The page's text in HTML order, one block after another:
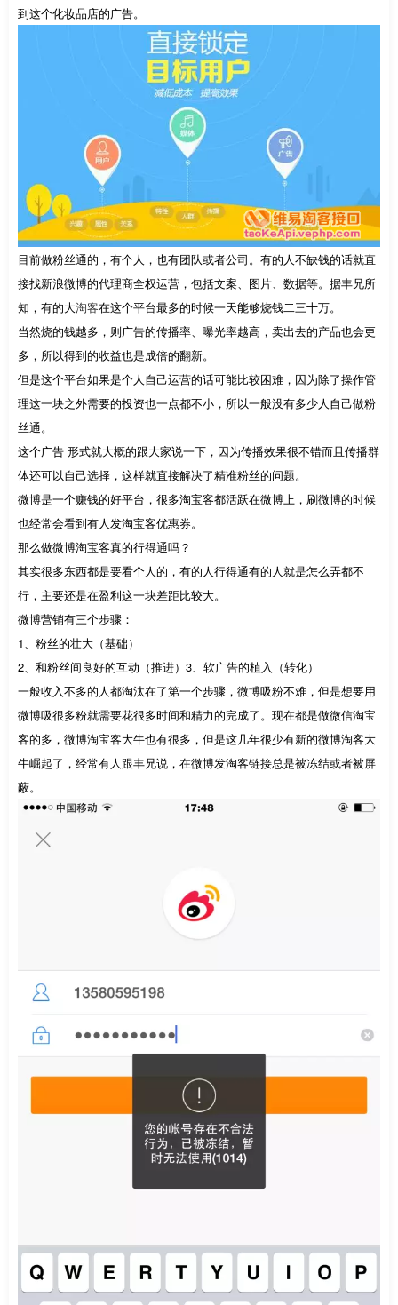
到这个化妆品店的广告。
目前做粉丝通的，有个人，也有团队或者公司。有的人不缺钱的话就直
接找新浪微博的代理商全权运营，包括文案、图片、数据等。据丰兄所
知，有的大淘客在这个平台最多的时候一天能够烧钱二三十万。
当然烧的钱越多，则广告的传播率、曝光率越高，卖出去的产品也会更
多，所以得到的收益也是成倍的翻新。
但是这个平台如果是个人自己运营的话可能比较困难，因为除了操作管
理这一块之外需要的投资也一点都不小，所以一般没有多少人自己做粉
丝通。
这个广告 形式就大概的跟大家说一下，因为传播效果很不错而且传播群
体还可以自己选择，这样就直接解决了精准粉丝的问题。
微博是一个赚钱的好平台，很多淘宝客都活跃在微博上，刷微博的时候
也经常会看到有人发淘宝客优惠券。
那么做微博淘宝客真的行得通吗？
其实很多东西都是要看个人的，有的人行得通有的人就是怎么弄都不
行，主要还是在盈利这一块差距比较大。
微博营销有三个步骤：
1、粉丝的壮大（基础）
2、和粉丝间良好的互动（推进）3、软广告的植入（转化）
一般收入不多的人都淘汰在了第一个步骤，微博吸粉不难，但是想要用
微博吸很多粉就需要花很多时间和精力的完成了。现在都是做微信淘宝
客的多，微博淘宝客大牛也有很多，但是这几年很少有新的微博淘客大
牛崛起了，经常有人跟丰兄说，在微博发淘客链接总是被冻结或者被屏
蔽。